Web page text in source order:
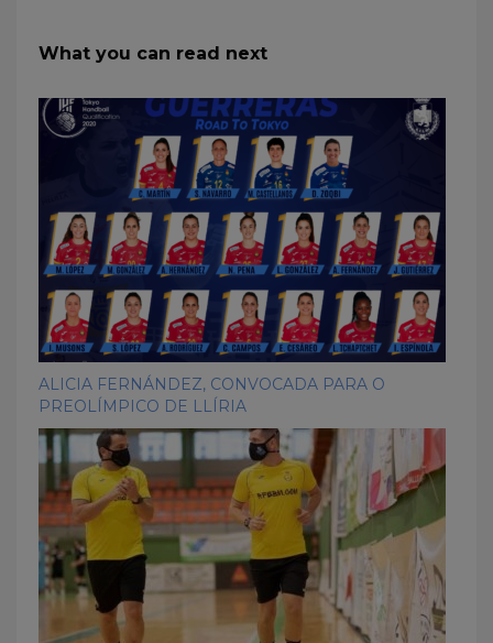
What you can read next
ALICIA FERNÁNDEZ, CONVOCADA PARA O
PREOLÍMPICO DE LLÍRIA